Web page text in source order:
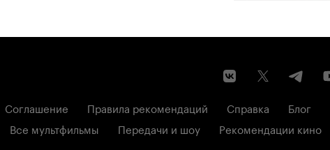
Соглашение Правила рекомендаций Справка Блог
Все мультфильмы
Передачи и шоу Рекомендации кино